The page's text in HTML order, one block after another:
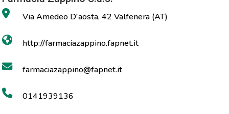
Via Amedeo D'aosta, 42 Valfenera (AT)
http://farmaciazappino.fapnet.it
farmaciazappino@fapnet.it
0141939136